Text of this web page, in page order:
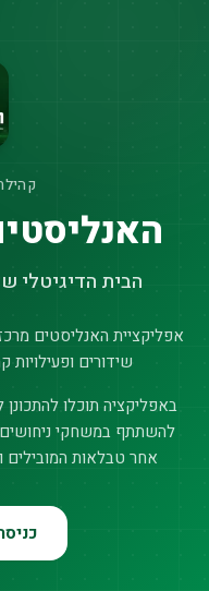
הבית הדיגיטלי
אפליקציית האנליסטים
שידורים ופעילויות
באפליקציה תוכלו
להשתתף במשחקי
אחר טבלאות המובילים